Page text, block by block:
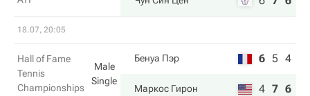
18.07, 20:05
Hall of Fame
Tennis
Championships
Male
Single
Бенуа Пэр 6 5 4
Маркос Гирон 4 7 6